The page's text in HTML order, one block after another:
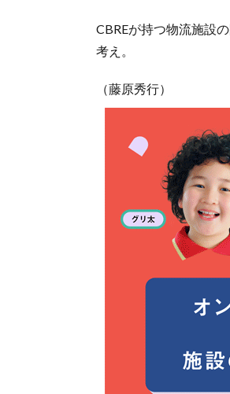
CBREが持つ物流施設
考え。
（藤原秀行）